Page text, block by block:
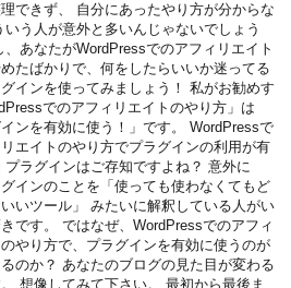
できず、 自分にあったやり方が分からな
いう人が意外と多いんじゃないでしょう
、あなたがWordPressでのアフィリエイト
たばかりで、何をしたらいいか迷ってる
インを使ってみましょう！ 私がお勧めす
でのアフィリエイトのやり方」は
インを有効に使う！」です。 WordPressで
エイトのやり方でプラグインの利用が有
プラグインはご存知ですよね？ 意外に
インのことを「使っても使わなくてもど
いツール」 みたいに解釈している人がい
です。 ではなぜ、WordPressでのアフィ
のやり方で、プラグインを有効に使うのが
のか？ あなたのブログの見た目が変わる
想像してみて下さい。 最初から最後ま